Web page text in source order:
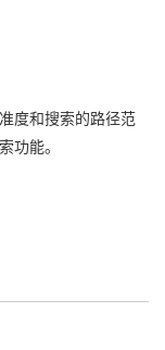
度和搜索的路径范
功能。